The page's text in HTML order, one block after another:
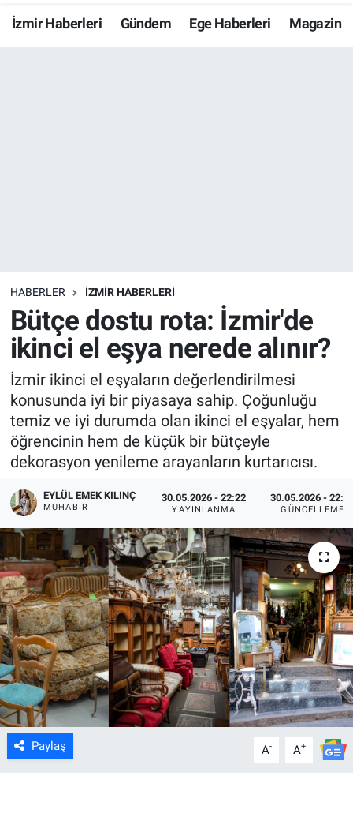
İzmir Haberleri Gündem Ege Haberleri Magazin
HABERLER İZMİR HABERLERİ
Bütçe dostu rota: İzmir'de
ikinci el eşya nerede alınır?
İzmir ikinci el eşyaların değerlendirilmesi
konusunda iyi bir piyasaya sahip. Çoğunluğu
temiz ve iyi durumda olan ikinci el eşyalar, hem
öğrencinin hem de küçük bir bütçeyle
dekorasyon yenileme arayanların kurtarıcısı.
EYLÜL EMEK KILINÇ
MUHABIR
30.05.2026 - 22:22
YAYINLANMA
30.05.2026 -
GÜNCELLEME
Paylaş A- A+
Resmi İlanlar